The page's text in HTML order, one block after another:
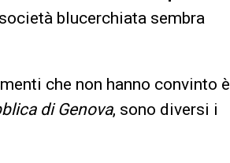
blucerchiata sembra
che non hanno convinto è
di Genova, sono diversi i